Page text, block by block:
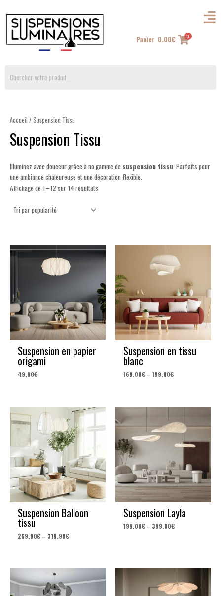
contenu
Panier 0.00€ 0
Accueil / Suspension Tissu
Suspension Tissu
Illuminez avec douceur grâce à no gamme de suspension tissu . Parfaits pour
une ambiance chaleureuse et une décoration flexible.
Affichage de 1–12 sur 14 résultats
popularité
Suspension en papier
origami
49.00€
Suspension en tissu
blanc
169.00€ –199.00€
Suspension Balloon
tissu
269.90€ – 319.90€
Suspension Layla
199.00€ – 399.00€